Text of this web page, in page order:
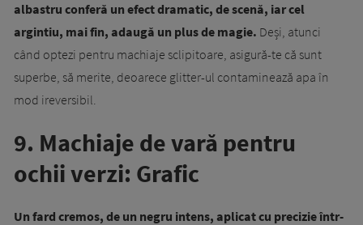
albastru conferă un efect dramatic, de scenă, iar cel
argintiu, mai fin, adaugă un plus de magie. Deși, atunci
când optezi pentru machiaje sclipitoare, asigură-te că sunt
superbe, să merite, deoarece glitter-ul contaminează apa în
mod ireversibil.
9. Machiaje de vară pentru
ochii verzi: Grafic
Un fard cremos, de un negru intens, aplicat cu precizie într-